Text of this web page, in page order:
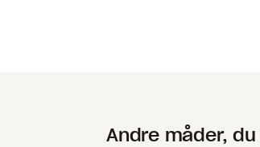
Andre måder,